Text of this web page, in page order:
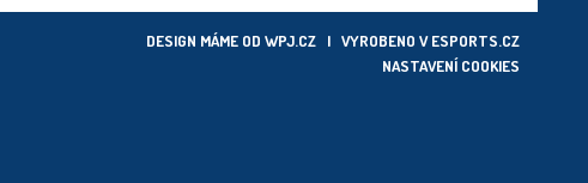
DESIGN MÁME OD WPJ.CZ | VYROBENO VESPORTS.CZ
NASTAVENÍ COOKIES